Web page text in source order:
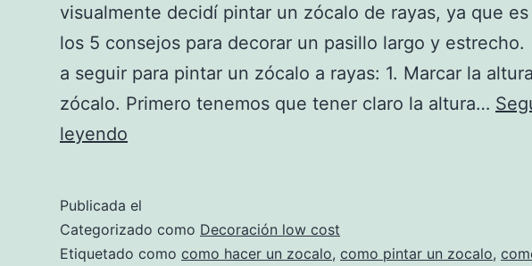
visualmente decidí pintar un zócalo de rayas, ya que
los 5 consejos para decorar un pasillo largo y
a seguir para pintar un zócalo a rayas: 1. Marcar la
zócalo. Primero tenemos que tener claro la altura…
leyendo
zócalo
de
Publicada el
Categorizado como Decoración low cost
Etiquetado como como hacer un zocalo, como pintar un zocalo,